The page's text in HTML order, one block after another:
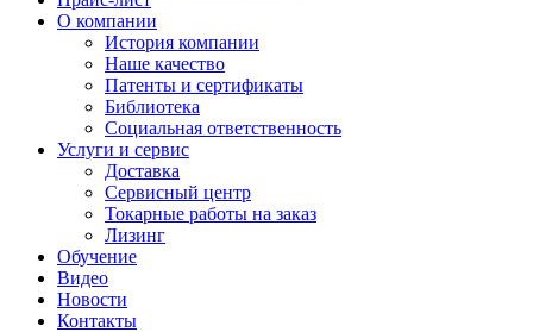
О компании
История компании
Наше качество
Патенты и сертификаты
Библиотека
Социальная ответственность
Услуги и сервис
Доставка
Сервисный центр
Токарные работы на заказ
Лизинг
Обучение
Видео
Новости
Контакты